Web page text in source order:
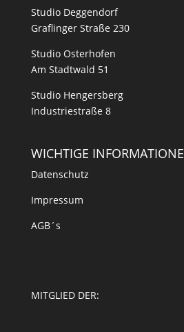
Studio Deggendorf
Graflinger Straße 230
Studio Osterhofen
Am Stadtwald 51
Studio Hengersberg
Industriestraße 8
WICHTIGE
Datenschutz
Impressum
AGB´s
MITGLIED DER: